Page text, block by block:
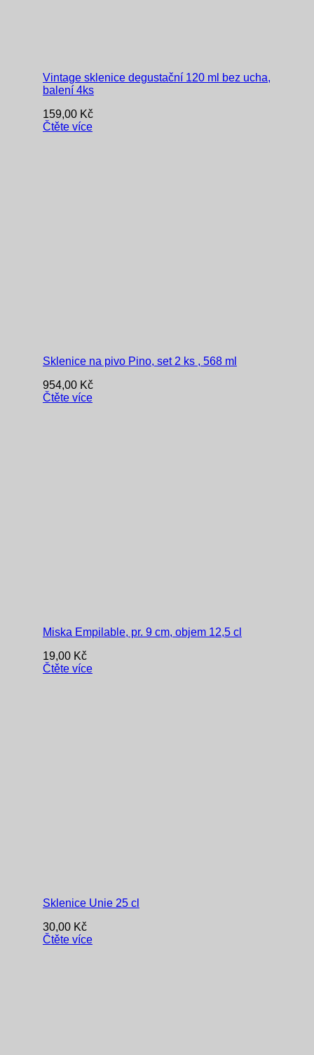
Vintage sklenice degustační 120 ml bez ucha,
balení 4ks
159,00 Kč
Čtěte více
Sklenice na pivo Pino, set 2 ks , 568 ml
954,00 Kč
Čtěte více
Miska Empilable, pr. 9 cm, objem 12,5 cl
19,00 Kč
Čtěte více
Sklenice Unie 25 cl
30,00 Kč
Čtěte více